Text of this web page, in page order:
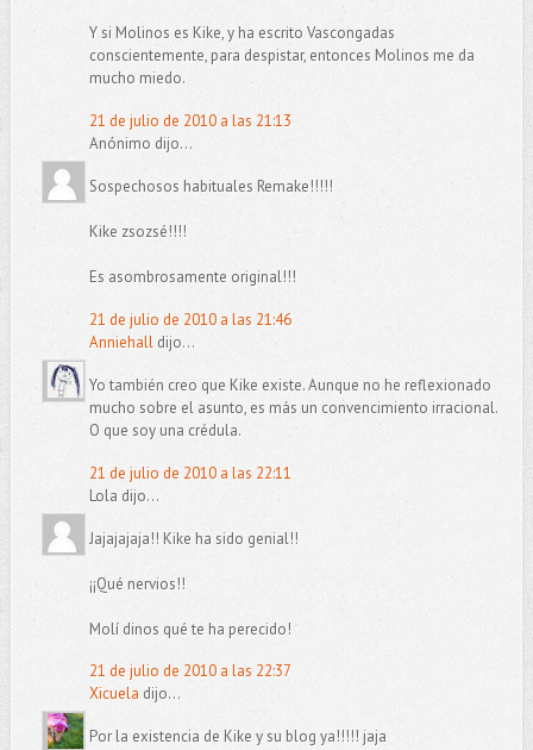
Y si Molinos es Kike, y ha escrito Vascongadas
conscientemente, para despistar, entonces Molinos me da
mucho miedo.
21 de julio de 2010 a las 21:13
Anónimo dijo...
Sospechosos habituales Remake!!!!!
Kike zsozsé!!!!
Es asombrosamente original!!!
21 de julio de 2010 a las 21:46
Anniehalldijo...
Yo también creo que Kike existe. Aunque no he reflexionado
mucho sobre el asunto, es más un convencimiento irracional.
O que soy una crédula.
21 de julio de 2010 a las 22:11
Lola dijo...
Jajajajaja!! Kike ha sido genial!!
¡¡Qué nervios!!
Molí dinos qué te ha perecido!
21 de julio de 2010 a las 22:37
Xicuela dijo...
Por la existencia de Kike y su blog ya!!!!! jaja